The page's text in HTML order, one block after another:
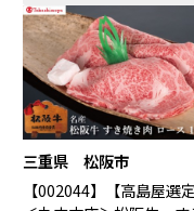
三重県 松阪市
【002044】【高島屋選定